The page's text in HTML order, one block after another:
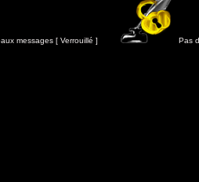
messages [ Verrouillé ] Pas